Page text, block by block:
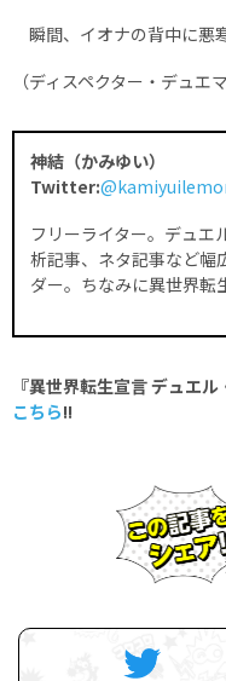
瞬間、イオナの背中に悪
（ディスペクター・デュエ
神結（かみゆい）
Twitter:
フリーライター。デュエ
析記事、ネタ記事など幅
ダー。ちなみに異世界転
『異世界転生宣言 デュエ
こちら!!